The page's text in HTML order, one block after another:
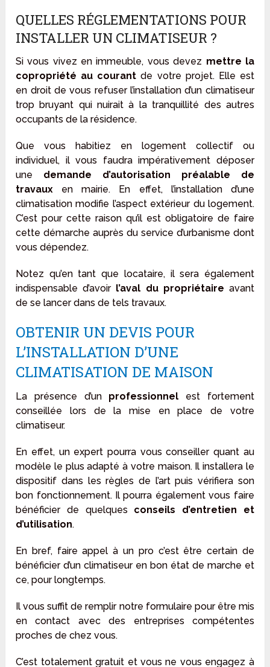
QUELLES RÉGLEMENTATIONS POUR
INSTALLER UN CLIMATISEUR ?
Si vous vivez en immeuble, vous devez mettre la
copropriété au courant de votre projet. Elle est
en droit de vous refuser l’installation d’un climatiseur
trop bruyant qui nuirait à la tranquillité des autres
occupants de la résidence.
Que vous habitiez en logement collectif ou
individuel, il vous faudra impérativement déposer
une demande d’autorisation préalable de
travaux en mairie. En effet, l’installation d’une
climatisation modifie l’aspect extérieur du logement.
C’est pour cette raison qu’il est obligatoire de faire
cette démarche auprès du service d’urbanisme dont
vous dépendez.
Notez qu’en tant que locataire, il sera également
indispensable d’avoir l’aval du propriétaire avant
de se lancer dans de tels travaux.
OBTENIR UN DEVIS POUR
L’INSTALLATION D’UNE
CLIMATISATION DE MAISON
La présence d’un professionnel est fortement
conseillée lors de la mise en place de votre
climatiseur.
En effet, un expert pourra vous conseiller quant au
modèle le plus adapté à votre maison. Il installera le
dispositif dans les règles de l’art puis vérifiera son
bon fonctionnement. Il pourra également vous faire
bénéficier de quelques conseils d’entretien et
d’utilisation.
En bref, faire appel à un pro c’est être certain de
bénéficier d’un climatiseur en bon état de marche et
ce, pour longtemps.
Il vous suffit de remplir notre formulaire pour être mis
en contact avec des entreprises compétentes
proches de chez vous.
C’est totalement gratuit et vous ne vous engagez à